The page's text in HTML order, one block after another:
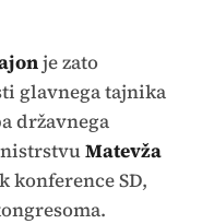
je zato
glavnega tajnika
državnega
Matevža
konference SD,